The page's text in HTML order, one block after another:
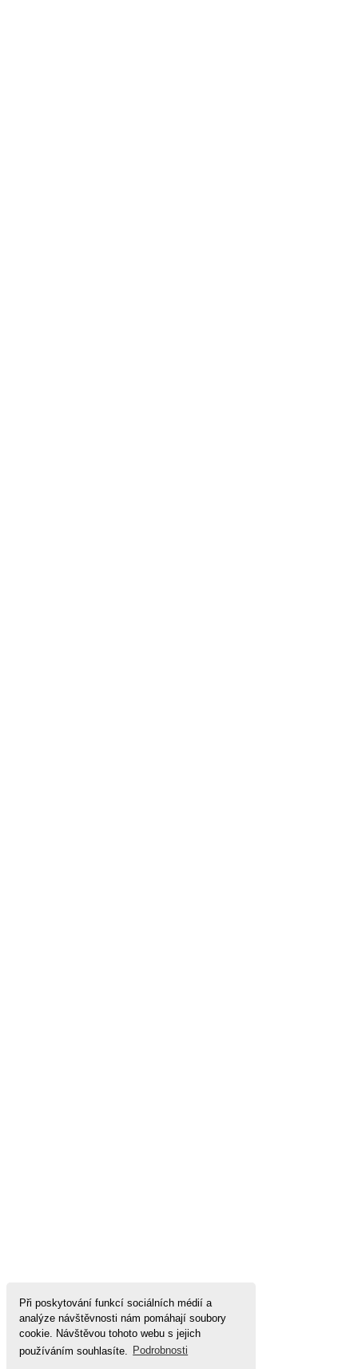
Při poskytování funkcí sociálních médií a
analýze návštěvnosti nám pomáhají soubory
cookie. Návštěvou tohoto webu s jejich
používáním souhlasíte.
Podrobnosti